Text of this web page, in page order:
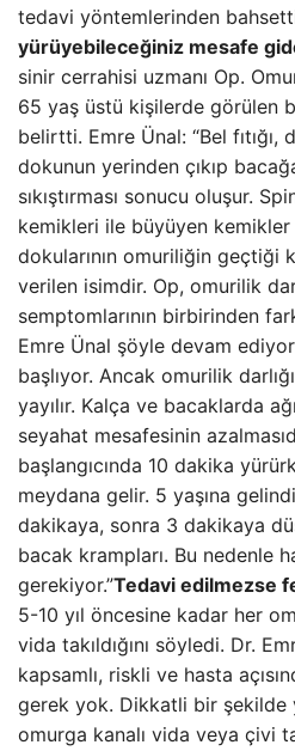
tedavi yöntemlerinden
yürüyebileceğiniz mesafe
sinir cerrahisi uzmanı Op.
65 yaş üstü kişilerde görülen
belirtti. Emre Ünal: “Bel fıtığı,
dokunun yerinden çıkıp
sıkıştırması sonucu oluşur.
kemikleri ile büyüyen kemikler
dokularının omuriliğin geçtiği
verilen isimdir. Op, omurilik
semptomlarının birbirinden
Emre Ünal şöyle devam
başlıyor. Ancak omurilik
yayılır. Kalça ve bacaklarda
seyahat mesafesinin
başlangıcında 10 dakika
meydana gelir. 5 yaşına
dakikaya, sonra 3 dakikaya
bacak krampları. Bu nedenle
gerekiyor.”Tedavi edilmezse
5-10 yıl öncesine kadar her
vida takıldığını söyledi. Dr.
kapsamlı, riskli ve hasta
gerek yok. Dikkatli bir şekilde
omurga kanalı vida veya çivi